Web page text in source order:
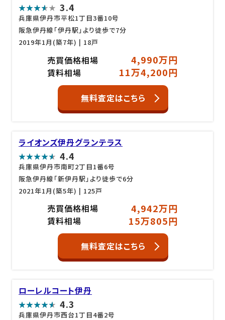
3.4
兵庫県伊丹市平松1丁目3番10号
阪急伊丹線「伊丹駅」より徒歩で7分
2019年1月(築7年) | 18戸
売買価格相場 4,990万円
賃料相場 11万4,200円
無料査定はこちら
ライオンズ伊丹グランテラス
4.4
兵庫県伊丹市南町2丁目1番6号
阪急伊丹線「新伊丹駅」より徒歩で6分
2021年1月(築5年) | 125戸
売買価格相場 4,942万円
賃料相場 15万805円
無料査定はこちら
ローレルコート伊丹
4.3
兵庫県伊丹市西台1丁目4番2号